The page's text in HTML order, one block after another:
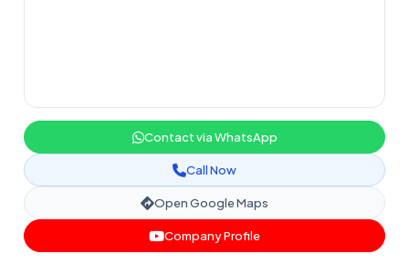
Contact via WhatsApp
Call Now
Open Google Maps
Company Profile